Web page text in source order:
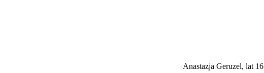
Anastazja Geruzel, lat 16